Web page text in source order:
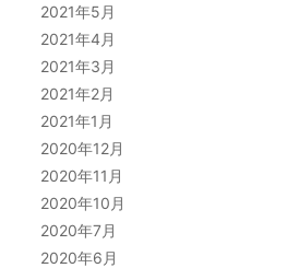
2021年5月
2021年4月
2021年3月
2021年2月
2021年1月
2020年12月
2020年11月
2020年10月
2020年7月
2020年6月